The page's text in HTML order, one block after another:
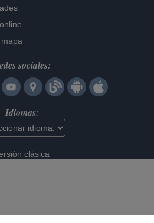
sociales:
Idiomas:
clásica